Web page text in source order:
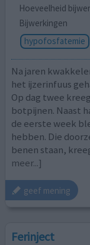
Hoeveelheid
Bijwerkingen
hypofosfatemie
Na jaren
het ijzerinfuus
Op dag twee
botpijnen. Naast
de eerste week
hebben. Die
benen staan,
meer...]
geef mening
Ferinject